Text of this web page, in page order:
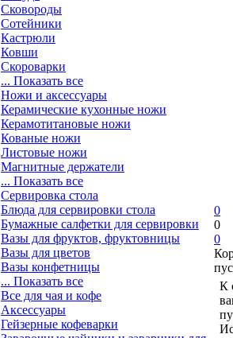
Сковороды
Сотейники
Кастрюли
Ковши
Скороварки
... Показать все
Ножи и аксессуары
Керамические кухонные ножи
Керамотитановые ножи
Кованые ножи
Листовые ножи
Магнитные держатели
... Показать все
Сервировка стола
Блюда для сервировки стола
Бумажные салфетки для сервировки
Вазы для фруктов, фруктовницы
Вазы для цветов
Вазы конфетницы
... Показать все
Все для чая и кофе
Аксессуары
Гейзерные кофеварки
0
0
0
К